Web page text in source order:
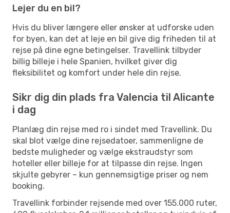
Lejer du en bil?
Hvis du bliver længere eller ønsker at udforske uden
for byen, kan det at leje en bil give dig friheden til at
rejse på dine egne betingelser. Travellink tilbyder
billig billeje i hele Spanien, hvilket giver dig
fleksibilitet og komfort under hele din rejse.
Sikr dig din plads fra Valencia til Alicante
i dag
Planlæg din rejse med ro i sindet med Travellink. Du
skal blot vælge dine rejsedatoer, sammenligne de
bedste muligheder og vælge ekstraudstyr som
hoteller eller billeje for at tilpasse din rejse. Ingen
skjulte gebyrer – kun gennemsigtige priser og nem
booking.
Travellink forbinder rejsende med over 155.000 ruter,